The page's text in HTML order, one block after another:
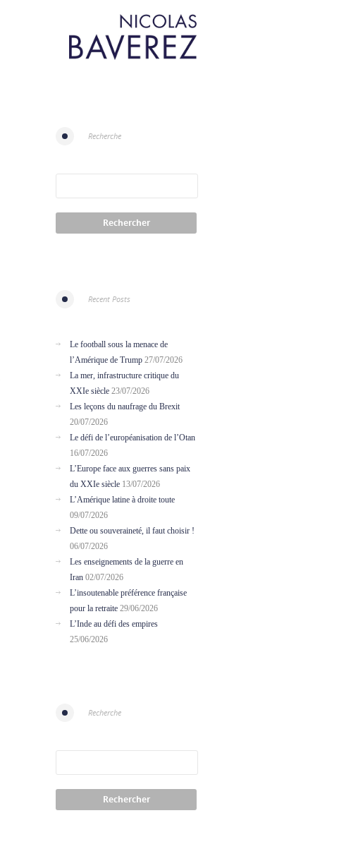
Recherche
Recent Posts
Le football sous la menace de
l’Amérique de Trump 27/07/2026
La mer, infrastructure critique du
XXIe siècle 23/07/2026
Les leçons du naufrage du Brexit
20/07/2026
Le défi de l’européanisation de l’Otan
16/07/2026
L’Europe face aux guerres sans paix
du XXIe siècle 13/07/2026
L’Amérique latine à droite toute
09/07/2026
Dette ou souveraineté, il faut choisir !
06/07/2026
Les enseignements de la guerre en
Iran 02/07/2026
L’insoutenable préférence française
pour la retraite 29/06/2026
L’Inde au défi des empires
25/06/2026
Recherche